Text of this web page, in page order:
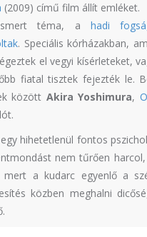
(2009) című film állít emléket.
téma, a hadi
. Speciális kórházakban,
el vegyi kísérleteket,
fiatal tisztek fejezték le.
között Akira Yoshimura,
hihetetlenül fontos
nem tűrően
mert a kudarc egyenlő a
közben meghalni